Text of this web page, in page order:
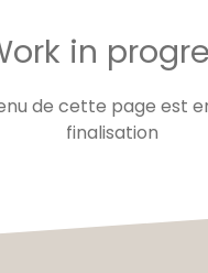
in
de cette page est
finalisation